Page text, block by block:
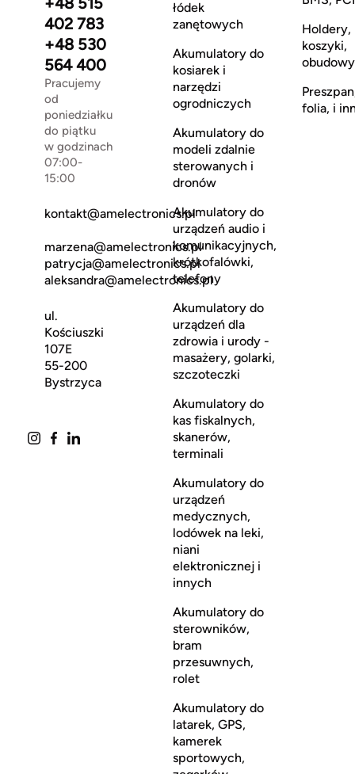
402 783
+48 530
564 400
Pracujemy
od
poniedziałku
do piątku
w godzinach
07:00-
15:00
kontakt@amelectronics.pl
marzena@amelectronics.pl
patrycja@amelectronics.pl
aleksandra@amelectronics.pl
ul.
Kościuszki
107E
55-200
Bystrzyca
łódek
zanętowych
Akumulatory do
kosiarek i
narzędzi
ogrodniczych
Akumulatory do
modeli zdalnie
sterowanych i
dronów
Akumulatory do
urządzeń audio i
komunikacyjnych,
krótkofalówki,
telefony
Akumulatory do
urządzeń dla
zdrowia i urody -
masażery, golarki,
szczoteczki
Akumulatory do
kas fiskalnych,
skanerów,
terminali
Akumulatory do
urządzeń
medycznych,
lodówek na leki,
niani
elektronicznej i
innych
Akumulatory do
sterowników,
bram
przesuwnych,
rolet
Akumulatory do
latarek, GPS,
kamerek
sportowych,
Holdery,
koszyki,
obudowy
folia, i